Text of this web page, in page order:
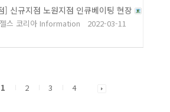
] 신규지점 노원지점 인큐베이팅 현장
스 코리아 Information
2022-03-11
1 2 3 4